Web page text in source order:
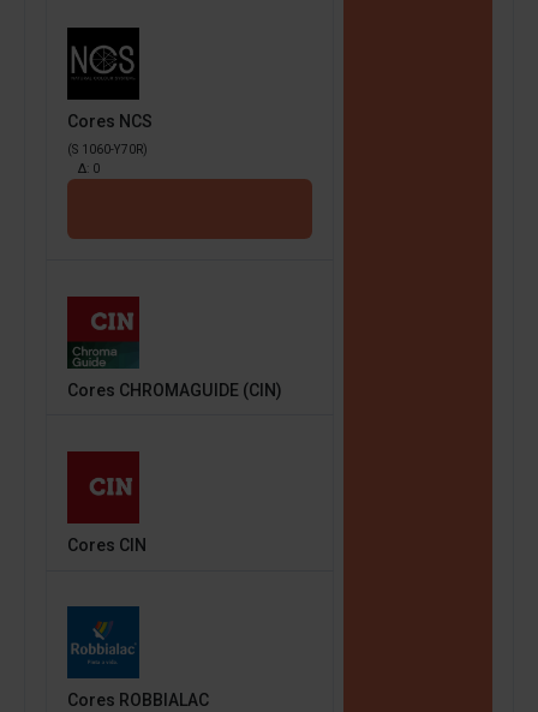
Cores NCS
(S 1060-Y70R)
Δ: 0
Cores CHROMAGUIDE (CIN)
Cores CIN
Cores ROBBIALAC